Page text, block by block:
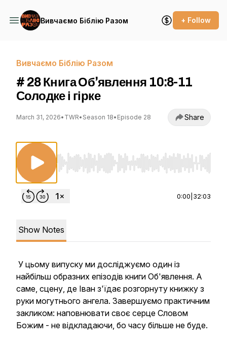
Вивчаємо Біблію Разом + Follow
Вивчаємо Біблію Разом
# 28 Книга Об’явлення 10:8-11
Солодке і гірке
March 31, 2026• TWR• Season 18• Episode 28 Share
Use Left/Right to seek, Home/End to jump
0:00 32:03
Show Notes
У цьому випуску ми досліджуємо один із
найбільш образних епізодів книги Об'явлення. А
саме, сцену, де Іван з'їдає розгорнуту книжку з
руки могутнього ангела. Завершуємо практичним
закликом: наповнювати своє серце Словом
Божим - не відкладаючи, бо часу більше не буде.